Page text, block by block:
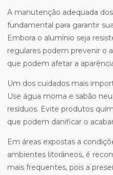
A manutenção adequada
fundamental para garantir
Embora o alumínio seja
regulares podem prevenir o
que podem afetar a
Um dos cuidados mais
Use água morna e sabão
resíduos. Evite produtos
que podem danificar o
Em áreas expostas a
ambientes litorâneos, é
mais frequentes, pois a